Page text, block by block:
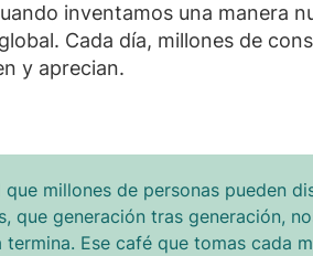
inventamos una manera
Cada día, millones de
y aprecian.
millones de personas pueden
que generación tras generación,
Ese café que tomas cada